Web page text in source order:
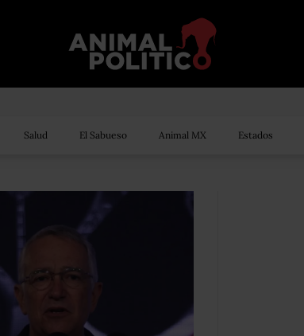
Salud El Sabueso Animal MX Estados